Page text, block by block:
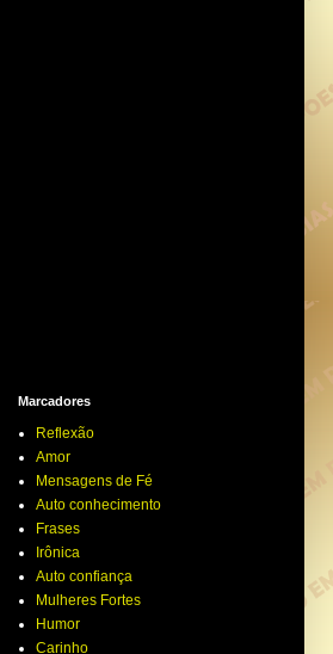
Marcadores
Reflexão
Amor
Mensagens de Fé
Auto conhecimento
Frases
Irônica
Auto confiança
Mulheres Fortes
Humor
Carinho